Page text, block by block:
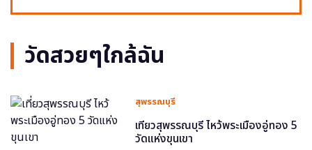
วัดสวยๆใกล้ฉัน
สุพรรณบุรี
เที่ยวสุพรรณบุรี ไหว้พระเมืองอู่ทอง 5
วัดแห่งขุนเขา